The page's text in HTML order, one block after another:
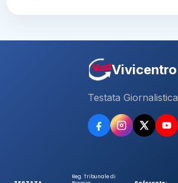
Vivicentro
Testata Giornalistica
Reg. Tribunale di